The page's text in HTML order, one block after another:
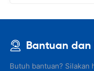
Bantuan
Butuh bantuan?